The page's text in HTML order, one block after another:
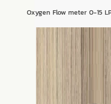
Oxygen Flow meter 0-15